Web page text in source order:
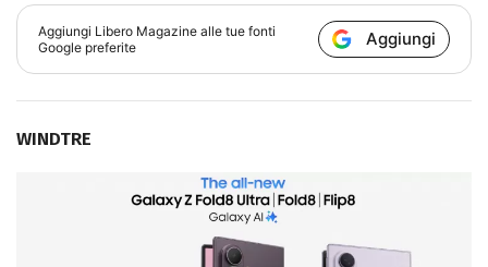
Aggiungi Libero Magazine alle tue fonti
Google preferite
Aggiungi
WINDTRE